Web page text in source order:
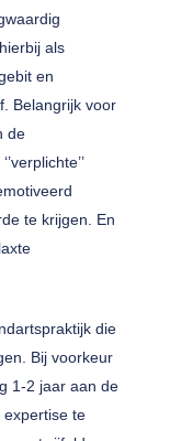
als
en
Belangrijk voor
de
te krijgen. En
die
Bij voorkeur
1-2 jaar aan de
expertise te